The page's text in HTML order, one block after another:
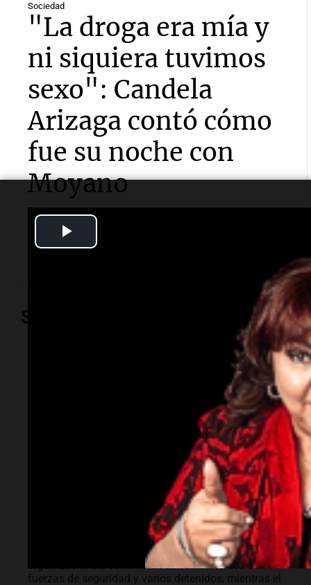
Sociedad
"La droga era mía y
ni siquiera tuvimos
sexo": Candela
Arizaga contó cómo
fue su noche con
Moyano
La influencer declaró ante la Fiscalía por el episodio
ocurrido esta semana y aseguró que el hijo del
dirigente no la agredió.
Sociedad
Enfrentamientos y
caos en la protesta
contra la Ley de
Inviolabilidad de la
Propiedad Privada
La movilización, organizada por diversas
organizaciones, culminó en enfrentamientos con
fuerzas de seguridad y varios detenidos, mientras el